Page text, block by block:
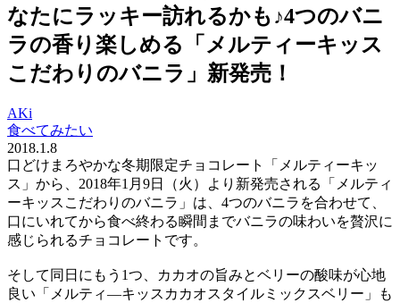
なたにラッキー訪れるかも♪4つのバニ
ラの香り楽しめる「メルティーキッス
こだわりのバニラ」新発売！
AKi
食べてみたい
2018.1.8
口どけまろやかな冬期限定チョコレート「メルティーキッ
ス」から、2018年1月9日（火）より新発売される「メルティ
ーキッスこだわりのバニラ」は、4つのバニラを合わせて、
口にいれてから食べ終わる瞬間までバニラの味わいを贅沢に
感じられるチョコレートです。
そして同日にもう1つ、カカオの旨みとベリーの酸味が心地
良い「メルティ―キッスカカオスタイルミックスベリー」も